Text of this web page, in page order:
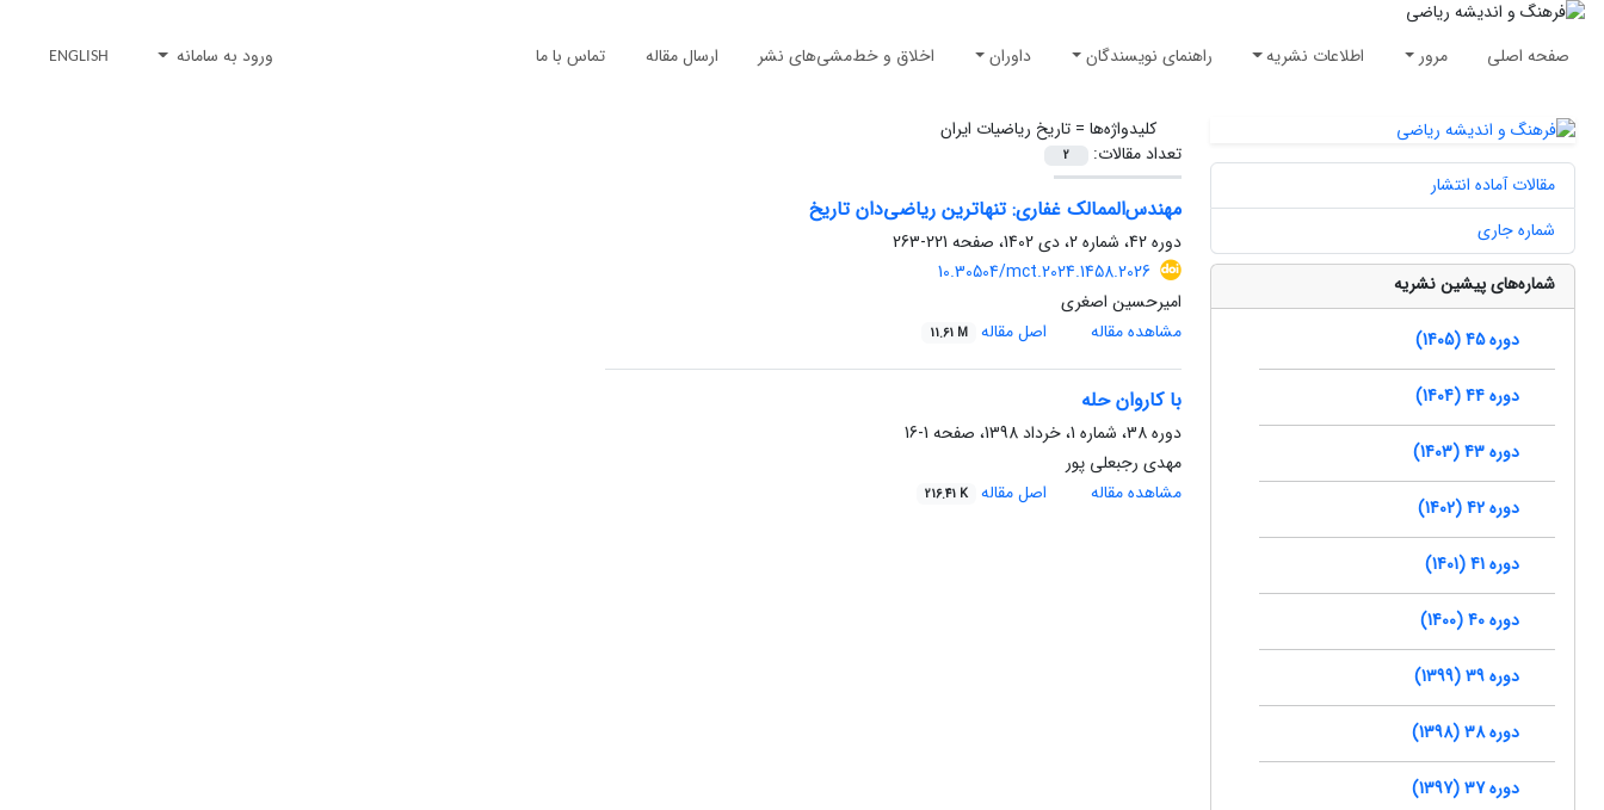
صفحه اصلی مرور اطلاعات نشریه راهنمای نویسندگان داوران اخلاق و خط‌مشی‌های نشر ارسال مقاله تماس با ما ورود به سامانه ENGLISH
کلیدواژه‌ها =تاریخ ریاضیات ایران
تعداد مقالات:
2
مهندس‌‌الممالک غفاری: تنهاترین ریاضی‌دان تاریخ
دوره 42، شماره 2، دی 1402، صفحه
221-263
10.30504/mct.2024.1458.2026
امیرحسین اصغری
مشاهده مقاله
اصل مقاله 11.61 M
با کاروان حله
دوره 38، شماره 1، خرداد 1398، صفحه
1-16
مهدی رجبعلی پور
مشاهده مقاله
اصل مقاله 216.41 K
مقالات آماده انتشار
شماره جاری
شماره‌های پیشین نشریه
دوره 45 (1405)
دوره 44 (1404)
دوره 43 (1403)
دوره 42 (1402)
دوره 41 (1401)
دوره 40 (1400)
دوره 39 (1399)
دوره 38 (1398)
دوره 37 (1397)